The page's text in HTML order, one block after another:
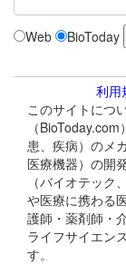
Web BioToday
利用
このサイトにつ
（
患、疾病）のメ
医療機器）の開
（バイオテッ
や医療に携わる
護師・薬剤師・
ライフサイエン
す。